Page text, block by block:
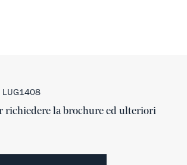
richiedere la brochure ed ulteriori